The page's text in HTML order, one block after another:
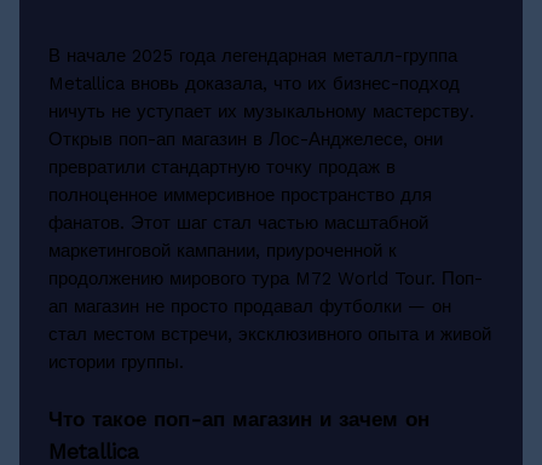
В начале 2025 года легендарная металл-группа
Metallica вновь доказала, что их бизнес-подход
ничуть не уступает их музыкальному мастерству.
Открыв поп-ап магазин в Лос-Анджелесе, они
превратили стандартную точку продаж в
полноценное иммерсивное пространство для
фанатов. Этот шаг стал частью масштабной
маркетинговой кампании, приуроченной к
продолжению мирового тура M72 World Tour. Поп-
ап магазин не просто продавал футболки — он
стал местом встречи, эксклюзивного опыта и живой
истории группы.
Что такое поп-ап магазин и зачем он
Metallica